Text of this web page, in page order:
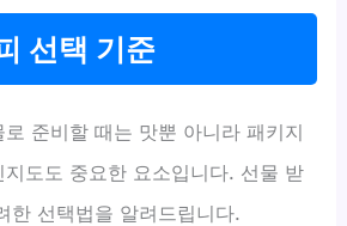
선택 기준
준비할 때는 맛뿐 아니라 패키지
도도 중요한 요소입니다. 선물 받
한 선택법을 알려드립니다.